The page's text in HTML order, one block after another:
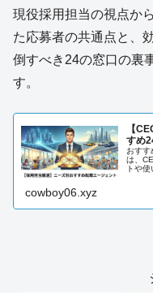
現役採用担当の視点か
た応募者の共通点と、
倒すべき24の窓口の裏
す。
【
すめ
おすす
は、
トや
cowboy06.xyz